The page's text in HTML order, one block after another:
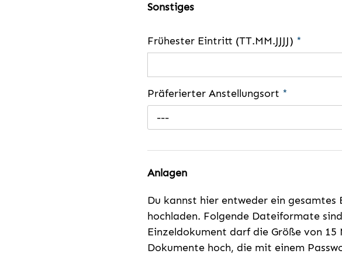
Sonstiges
Frühester Eintritt (TT.MM.JJJJ) *
Präferierter Anstellungsort *
---
Anlagen
Du kannst hier entweder ein
hochladen. Folgende Dateiformate
Einzeldokument darf die Größe von
Dokumente hoch, die mit einem